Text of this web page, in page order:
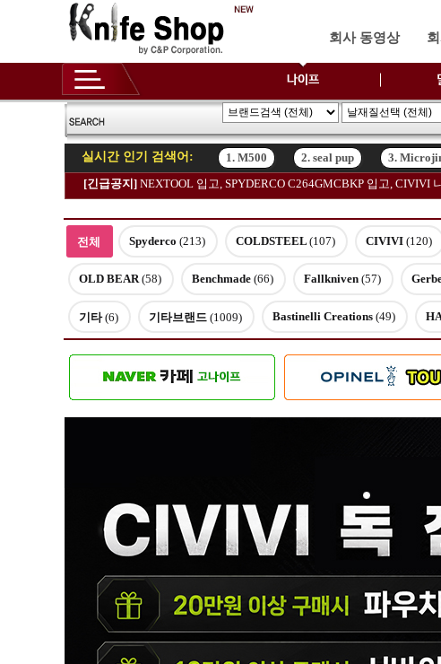
회사 동영상
실시간 인기 검색어: 1. M500 2. seal pup 3.
1. M500
2. seal pup 3.
[긴급공지] NEXTOOL 입고, SPYDERCO C264GMCBKP 입고,
전체 Spyderco (213) COLDSTEEL (107) CIVIVI (120)
OLD BEAR(58) Benchmade (66) Fallkniven (57)
기타(6) 기타브랜드 (1009) Bastinelli Creations (49)